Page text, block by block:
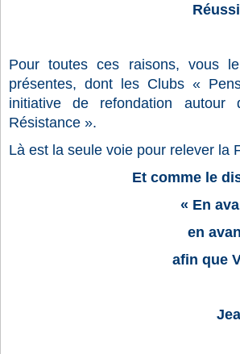
Pour toutes ces raisons, vous
présentes, dont les Clubs «
initiative de refondation
Résistance ».
Là est la seule voie pour relever la
Et comme le
« En
en
afin que